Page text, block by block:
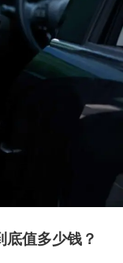
值多少钱？